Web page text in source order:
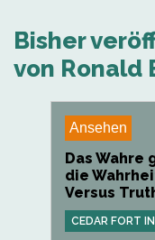
Bisher
von Ronald
Ansehen
Das Wahre
die
Versus
CEDAR FORT